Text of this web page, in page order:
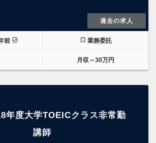
過去の求人
前 業務委託
月収～30万円
度大学TOEICクラス非常勤
講師